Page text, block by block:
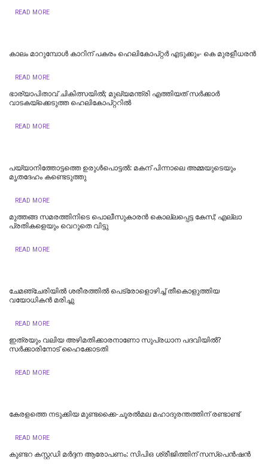
READ MORE
കാലം മാറുമ്പോൾ കാറിന് പകരം ഹെലികോപ്റ്റർ എടുക്കും- കെ മുരളീധരന്‍
READ MORE
ഭാര്യാപിതാവ് ചികിത്സയിൽ; മുഖ്യമന്ത്രി എത്തിയത് സര്‍ക്കാര്‍
വാടകയ്‌ക്കെടുത്ത ഹെലികോപ്റ്ററില്‍
READ MORE
പയ്യാനിത്തോട്ടത്തെ ഉരുൾപൊട്ടൽ: മകന് പിന്നാലെ അമ്മയുടെയും
മൃതദേഹം കണ്ടെടുത്തു
READ MORE
മുത്തങ്ങ സമരത്തിനിടെ പൊലീസുകാരൻ കൊല്ലപ്പെട്ട കേസ്; എല്ലാ
പ്രതികളെയും വെറുതെ വിട്ടു
READ MORE
ചേമഞ്ചേരിയില്‍ ശരീരത്തില്‍ പെട്രോളൊഴിച്ച് തീകൊളുത്തിയ
വയോധികന്‍ മരിച്ചു
READ MORE
ഇത്രയും വലിയ അഴിമതിക്കാരനാണോ സുപ്രധാന പദവിയിൽ?
സർക്കാരിനോട് ഹൈക്കോടതി
READ MORE
കേരളത്തെ നടുക്കിയ മുണ്ടക്കൈ-ചൂരല്‍മല മഹാദുരന്തത്തിന് രണ്ടാണ്ട്
READ MORE
കുണ്ടറ കസ്റ്റഡി മര്‍ദ്ദന ആരോപണം: സിപിഒ ശ്രീജിത്തിന് സസ്‌പെന്‍ഷന്‍